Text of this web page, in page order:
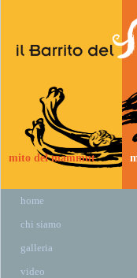
mito del mammut
home
chi siamo
galleria
video